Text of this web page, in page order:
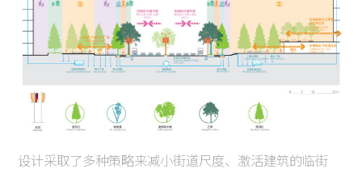
设计采取了多种策略来减小街道尺度、激活建筑的临街